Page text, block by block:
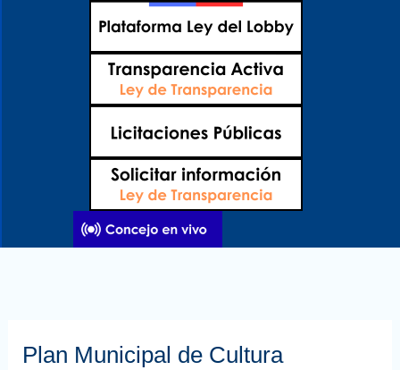
Plan Municipal de Cultura